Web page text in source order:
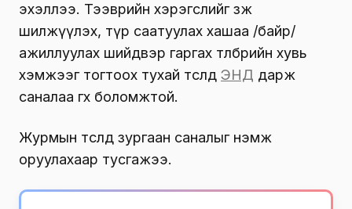
эхэллээ. Тээврийн хэрэгслийг зөөж
шилжүүлэх, түр саатуулах хашаа /байр/
ажиллуулах шийдвэр гаргах төлбөрийн хувь
хэмжээг тогтоох тухай төсөлд ЭНД дарж
саналаа өгөх боломжтой.
Журмын төсөлд зургаан саналыг нэмж
оруулахаар тусгажээ.